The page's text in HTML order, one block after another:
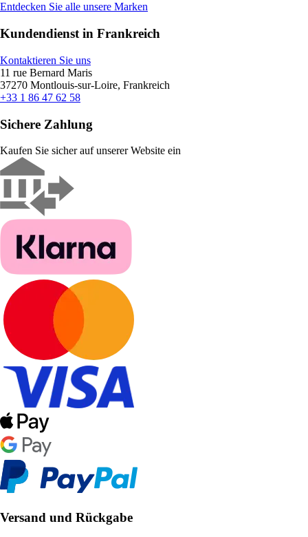
Entdecken Sie alle unsere Marken
Kundendienst in Frankreich
Kontaktieren Sie uns
11 rue Bernard Maris
37270 Montlouis-sur-Loire, Frankreich
+33 1 86 47 62 58
Sichere Zahlung
Kaufen Sie sicher auf unserer Website ein
Versand und Rückgabe